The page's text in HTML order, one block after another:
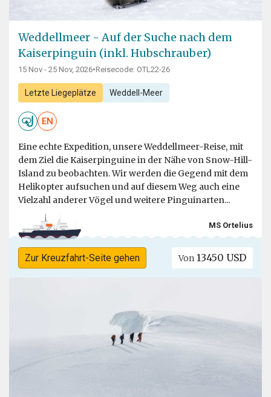
Weddellmeer - Auf der Suche nach dem
Kaiserpinguin (inkl. Hubschrauber)
15 Nov - 25 Nov, 2026•Reisecode: OTL22-26
Letzte Liegeplätze Weddell-Meer
EN
Eine echte Expedition, unsere Weddellmeer-Reise, mit
dem Ziel die Kaiserpinguine in der Nähe von Snow-Hill-
Island zu beobachten. Wir werden die Gegend mit dem
Helikopter aufsuchen und auf diesem Weg auch eine
Vielzahl anderer Vögel und weitere Pinguinarten...
MS Ortelius
Zur Kreuzfahrt-Seite gehen Von 13450 USD